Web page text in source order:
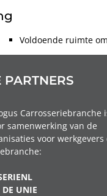
Voldoende ruimte
PARTNERS
Carrosseriebranche
samenwerking van de
voor
DE UNIE